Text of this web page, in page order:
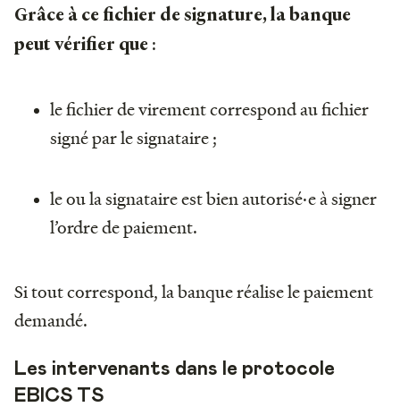
Grâce à ce fichier de signature, la banque
peut vérifier que :
le fichier de virement correspond au fichier
signé par le signataire ;
le ou la signataire est bien autorisé·e à signer
l’ordre de paiement.
Si tout correspond, la banque réalise le paiement
demandé.
Les intervenants dans le protocole
EBICS TS